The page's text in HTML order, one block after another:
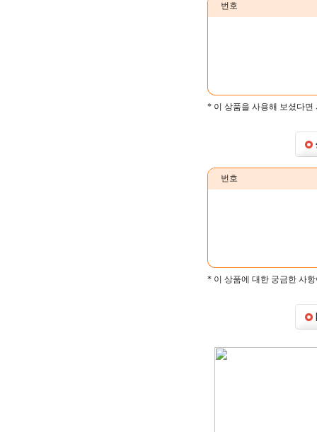
번호
* 이 상품을 사용해 보셨다
번호
* 이 상품에 대한 궁금한 사